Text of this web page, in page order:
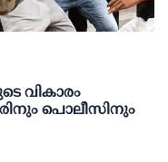
വികാരം
പൊലീസിനും